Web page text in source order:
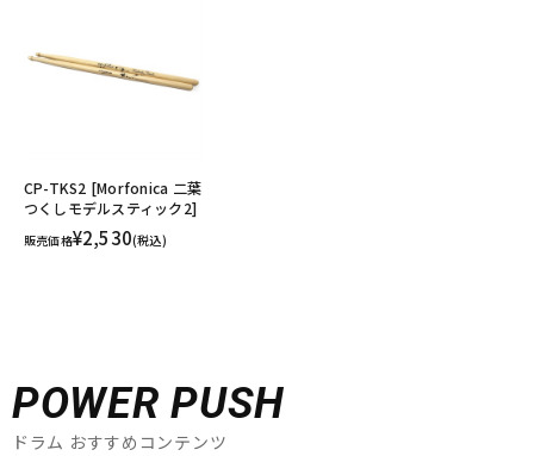
CP-TKS2 [Morfonica 二葉
つくしモデルスティック2]
販売価格¥2,530(税込)
POWER PUSH
ドラム おすすめコンテンツ